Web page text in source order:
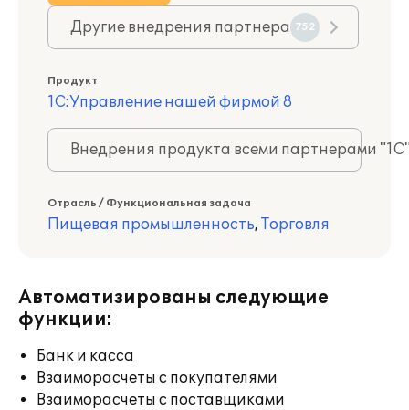
Другие внедрения партнера 752
Продукт
1С:Управление нашей фирмой 8
Внедрения продукта всеми партнерами
Отрасль / Функциональная задача
Пищевая промышленность, Торговля
Автоматизированы следующие
функции:
Банк и касса
Взаиморасчеты с покупателями
Взаиморасчеты с поставщиками